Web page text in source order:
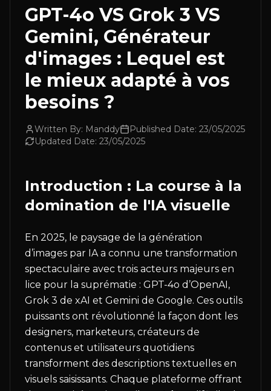
GPT-4o VS Grok 3 VS
Gemini, Générateur
d'images : Lequel est
le mieux adapté à vos
besoins ?
Written By: Manddy Published Date: 23/05/2025
Updated Date: 23/05/2025
Introduction : La course à la
domination de l'IA visuelle
En 2025, le paysage de la génération
d’images par IA a connu une transformation
spectaculaire avec trois acteurs majeurs en
lice pour la suprématie : GPT-4o d’OpenAI,
Grok 3 de xAI et Gemini de Google. Ces outils
puissants ont révolutionné la façon dont les
designers, marketeurs, créateurs de
contenus et utilisateurs quotidiens
transforment des descriptions textuelles en
visuels saisissants. Chaque plateforme offrant